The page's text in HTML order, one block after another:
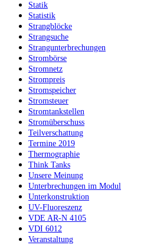
Statik
Statistik
Strangblöcke
Strangsuche
Strangunterbrechungen
Strombörse
Stromnetz
Strompreis
Stromspeicher
Stromsteuer
Stromtankstellen
Stromüberschuss
Teilverschattung
Termine 2019
Thermographie
Think Tanks
Unsere Meinung
Unterbrechungen im Modul
Unterkonstruktion
UV-Fluoreszenz
VDE AR-N 4105
VDI 6012
Veranstaltung